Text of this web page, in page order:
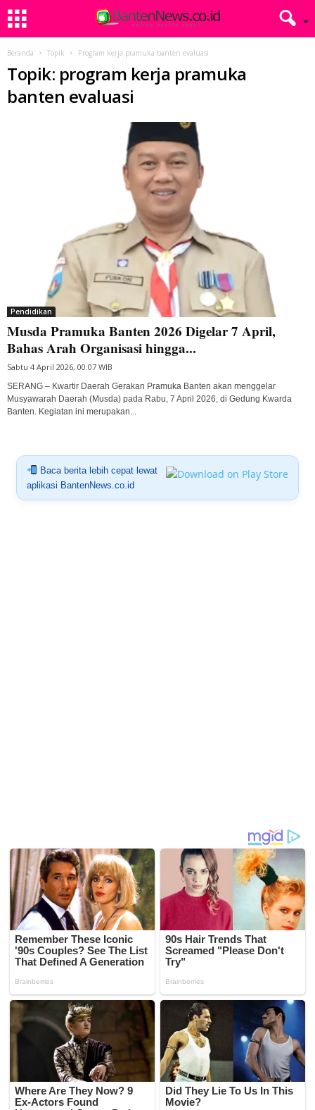
Beranda Topik Program kerja pramuka banten evaluasi
Topik: program kerja pramuka
banten evaluasi
Pendidikan
Musda Pramuka Banten 2026 Digelar 7 April,
Bahas Arah Organisasi hingga...
Sabtu 4 April 2026, 00:07 WIB
SERANG – Kwartir Daerah Gerakan Pramuka Banten akan menggelar
Musyawarah Daerah (Musda) pada Rabu, 7 April 2026, di Gedung Kwarda
Banten. Kegiatan ini merupakan...
Baca berita lebih cepat lewat
aplikasi BantenNews.co.id